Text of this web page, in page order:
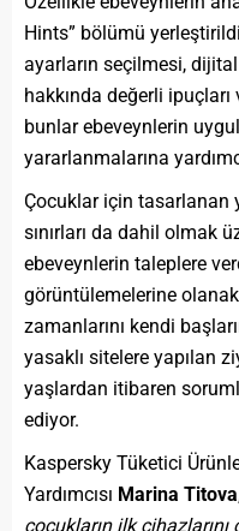
Hints” bölümü
ayarların seçilmesi,
hakkında değerli
bunlar ebeveynlerin
yararlanmalarına
Çocuklar için tasarlanan
sınırları da dahil olmak
ebeveynlerin taleplere
görüntülemelerine
zamanlarını kendi
yasaklı sitelere yapılan
yaşlardan itibaren
ediyor.
Kaspersky Tüketici
Yardımcısı Marina Titova
çocukların ilk